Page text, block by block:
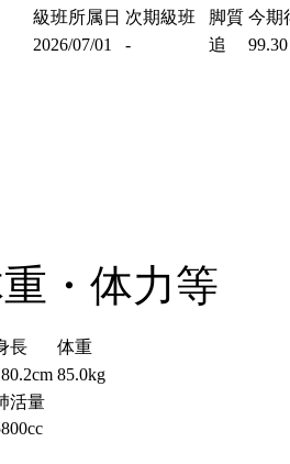
級班所属日 次期級班 脚質 今期
2026/07/01 - 追 99.30
・体力等
長
体重
85.0kg
活量